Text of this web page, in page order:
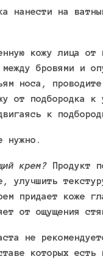
нанести на
кожу лица
бровями и
носа,
от подбородка
к
нужно.
крем? Продукт
улучшить
придает коже
от ощущения
не
которых есть